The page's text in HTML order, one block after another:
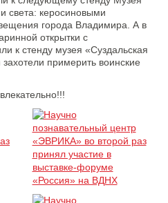
света: керосиновыми
города Владимира. А в
открытки с
к стенду музея «Суздальская
примерить воинские